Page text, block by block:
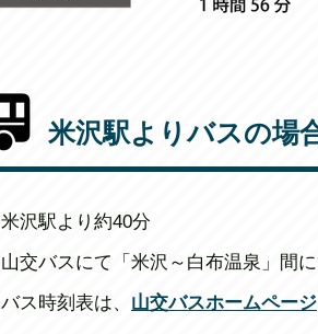
米沢駅よりバスの場
米沢駅より約40分
山交バスにて「米沢～白布温泉」間
バス時刻表は、 山交バスホームページ